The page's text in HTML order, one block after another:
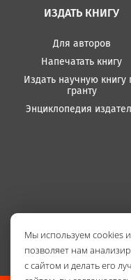
ИЗДАТЬ КНИГУ
Для авторов
Напечатать книгу
Издать научную книгу
гранту
Энциклопедия
Мы используем cookies
позволяет нам
с сайтом и делать его